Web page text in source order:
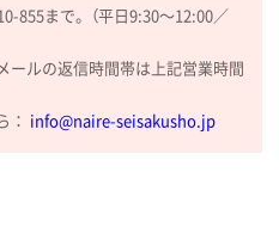
855まで。（平日9:30〜12:00／
ールの返信時間帯は上記営業時間
： info@naire-seisakusho.jp